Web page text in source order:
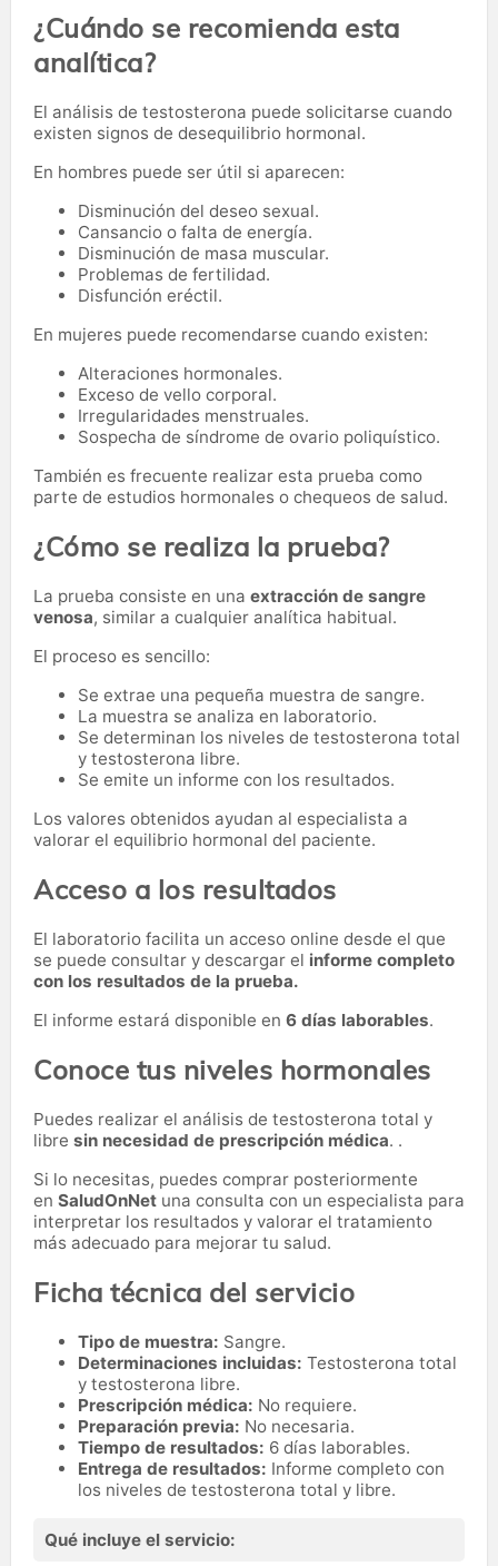
¿Cuándo se recomienda esta
analítica?
El análisis de testosterona puede solicitarse cuando
existen signos de desequilibrio hormonal.
En hombres puede ser útil si aparecen:
Disminución del deseo sexual.
Cansancio o falta de energía.
Disminución de masa muscular.
Problemas de fertilidad.
Disfunción eréctil.
En mujeres puede recomendarse cuando existen:
Alteraciones hormonales.
Exceso de vello corporal.
Irregularidades menstruales.
Sospecha de síndrome de ovario poliquístico.
También es frecuente realizar esta prueba como
parte de estudios hormonales o chequeos de salud.
¿Cómo se realiza la prueba?
La prueba consiste en una extracción de sangre
venosa, similar a cualquier analítica habitual.
El proceso es sencillo:
Se extrae una pequeña muestra de sangre.
La muestra se analiza en laboratorio.
Se determinan los niveles de testosterona total
y testosterona libre.
Se emite un informe con los resultados.
Los valores obtenidos ayudan al especialista a
valorar el equilibrio hormonal del paciente.
Acceso a los resultados
El laboratorio facilita un acceso online desde el que
se puede consultar y descargar el informe completo
con los resultados de la prueba.
El informe estará disponible en 6 días laborables.
Conoce tus niveles hormonales
Puedes realizar el análisis de testosterona total y
libre sin necesidad de prescripción médica. .
Si lo necesitas, puedes comprar posteriormente
en SaludOnNet una consulta con un especialista para
interpretar los resultados y valorar el tratamiento
más adecuado para mejorar tu salud.
Ficha técnica del servicio
Tipo de muestra: Sangre.
Determinaciones incluidas: Testosterona total
y testosterona libre.
Prescripción médica: No requiere.
Preparación previa: No necesaria.
Tiempo de resultados: 6 días laborables.
Entrega de resultados: Informe completo con
los niveles de testosterona total y libre.
Qué incluye el servicio: